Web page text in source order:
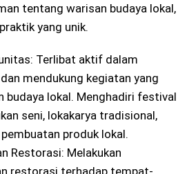
tentang warisan budaya lokal,
yang unik.
Terlibat aktif dalam
mendukung kegiatan yang
budaya lokal. Menghadiri festival
seni, lokakarya tradisional,
produk lokal.
Restorasi: Melakukan
restorasi terhadap tempat-